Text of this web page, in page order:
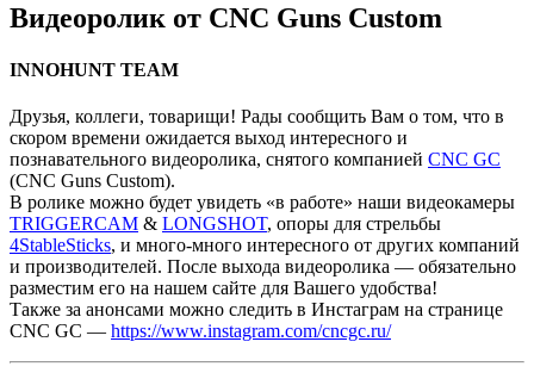
Видеоролик от CNC Guns Custom
INNOHUNT TEAM
Друзья, коллеги, товарищи! Рады сообщить Вам о том, что в
скором времени ожидается выход интересного и
познавательного видеоролика, снятого компанией CNC GC
(CNC Guns Custom).
В ролике можно будет увидеть «в работе» наши видеокамеры
TRIGGERCAM & LONGSHOT, опоры для стрельбы
4StableSticks, и много-много интересного от других компаний
и производителей. После выхода видеоролика — обязательно
разместим его на нашем сайте для Вашего удобства!
Также за анонсами можно следить в Инстаграм на странице
CNC GC — https://www.instagram.com/cncgc.ru/